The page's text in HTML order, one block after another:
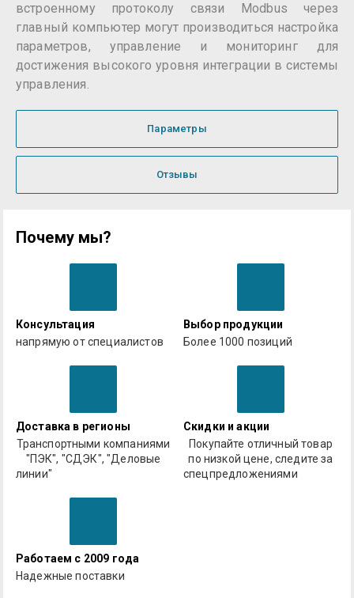
встроенному протоколу связи Modbus через
главный компьютер могут производиться настройка
параметров, управление и мониторинг для
достижения высокого уровня интеграции в системы
управления.
Параметры
Отзывы
Почему мы?
Консультация
напрямую от специалистов
Выбор продукции
Более 1000 позиций
Доставка в регионы
Транспортными компаниями
"ПЭК", "СДЭК", "Деловые
линии"
Скидки и акции
Покупайте отличный товар
по низкой цене, следите за
спецпредложениями
Работаем с 2009 года
Надежные поставки